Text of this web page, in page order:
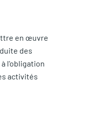
en œuvre
des
l'obligation
activités